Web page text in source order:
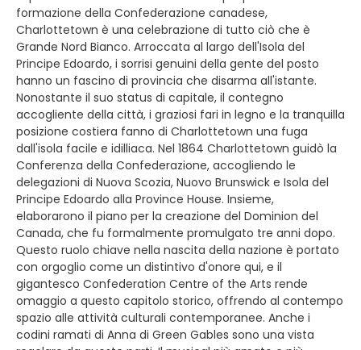
formazione della Confederazione canadese,
Charlottetown è una celebrazione di tutto ciò che è
Grande Nord Bianco. Arroccata al largo dell'Isola del
Principe Edoardo, i sorrisi genuini della gente del posto
hanno un fascino di provincia che disarma all'istante.
Nonostante il suo status di capitale, il contegno
accogliente della città, i graziosi fari in legno e la tranquilla
posizione costiera fanno di Charlottetown una fuga
dall'isola facile e idilliaca. Nel 1864 Charlottetown guidò la
Conferenza della Confederazione, accogliendo le
delegazioni di Nuova Scozia, Nuovo Brunswick e Isola del
Principe Edoardo alla Province House. Insieme,
elaborarono il piano per la creazione del Dominion del
Canada, che fu formalmente promulgato tre anni dopo.
Questo ruolo chiave nella nascita della nazione è portato
con orgoglio come un distintivo d'onore qui, e il
gigantesco Confederation Centre of the Arts rende
omaggio a questo capitolo storico, offrendo al contempo
spazio alle attività culturali contemporanee. Anche i
codini ramati di Anna di Green Gables sono una vista